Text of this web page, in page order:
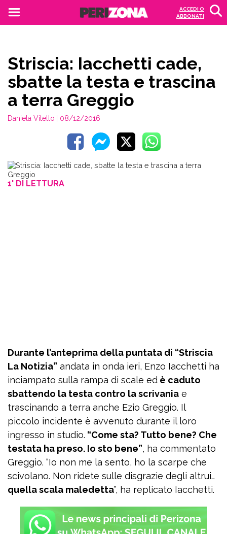
ACCEDI O
ABBONATI
Striscia: Iacchetti cade,
sbatte la testa e trascina
a terra Greggio
Daniela Vitello | 08/12/2016
1' DI LETTURA
Durante l’anteprima della puntata di “Striscia
La Notizia” andata in onda ieri, Enzo Iacchetti ha
inciampato sulla rampa di scale ed è caduto
sbattendo la testa contro la scrivania e
trascinando a terra anche Ezio Greggio. Il
piccolo incidente è avvenuto durante il loro
ingresso in studio. “Come sta? Tutto bene? Che
testata ha preso. Io sto bene”, ha commentato
Greggio. “Io non me la sento, ho la scarpe che
scivolano. Non ridete sulle disgrazie degli altrui…
quella scala maledetta”, ha replicato Iacchetti.